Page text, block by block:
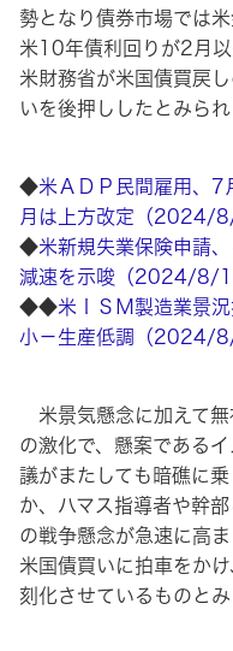
勢となり債券市場では
米10年債利回りが2月
米財務省が米国債買戻
いを後押ししたとみられ
◆米ＡＤＰ民間雇用、
月は上方改定（2024/
◆米新規失業保険申請
減速を示唆（2024/8/1
◆◆米ＩＳＭ製造業景
小－生産低調（2024/
米景気懸念に加えて無
の激化で、懸案である
議がまたしても暗礁に
か、ハマス指導者や幹
の戦争懸念が急速に高
米国債買いに拍車をか
刻化させているものとみ